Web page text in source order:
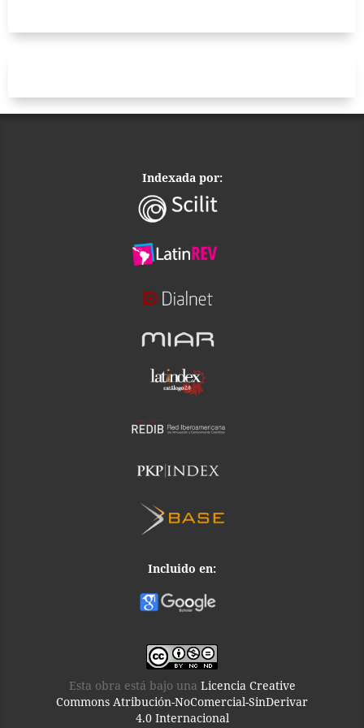
Indexada por:
Incluido en:
Esta obra está bajo una Licencia Creative
Commons Atribución-NoComercial-SinDerivar
4.0 Internacional